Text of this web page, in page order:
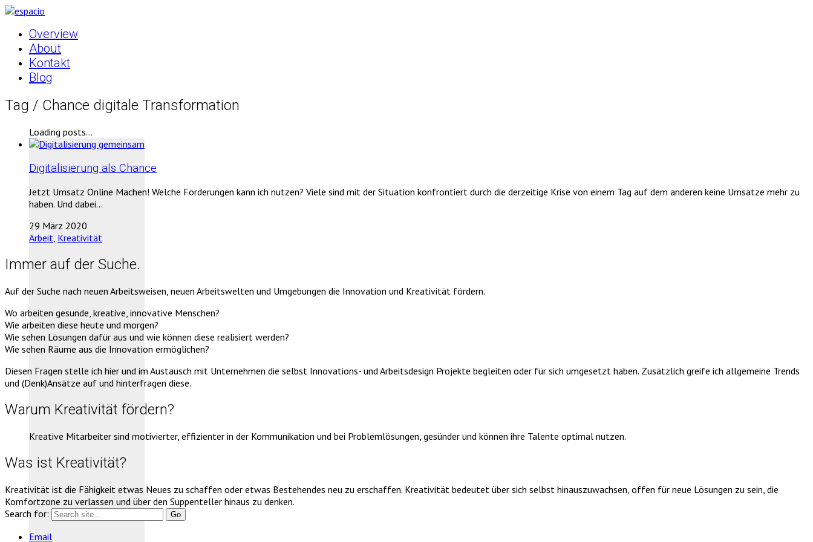
Overview
About
Kontakt
Blog
Tag / Chance digitale Transformation
Loading posts...
Digitalisierung als Chance
Jetzt Umsatz Online Machen! Welche Förderungen kann ich nutzen? Viele sind mit der Situation konfrontiert durch die derzeitige Krise von einem Tag auf dem anderen keine Umsätze mehr zu
haben. Und dabei…
29 März 2020
Arbeit, Kreativität
Immer auf der Suche.
Auf der Suche nach neuen Arbeitsweisen, neuen Arbeitswelten und Umgebungen die Innovation und Kreativität fördern.
Wo arbeiten gesunde, kreative, innovative Menschen?
Wie arbeiten diese heute und morgen?
Wie sehen Lösungen dafür aus und wie können diese realisiert werden?
Wie sehen Räume aus die Innovation ermöglichen?
Diesen Fragen stelle ich hier und im Austausch mit Unternehmen die selbst Innovations- und Arbeitsdesign Projekte begleiten oder für sich umgesetzt haben. Zusätzlich greife ich allgemeine Trends
und (Denk)Ansätze auf und hinterfragen diese.
Warum Kreativität fördern?
Kreative Mitarbeiter sind motivierter, effizienter in der Kommunikation und bei Problemlösungen, gesünder und können ihre Talente optimal nutzen.
Was ist Kreativität?
Kreativität ist die Fähigkeit etwas Neues zu schaffen oder etwas Bestehendes neu zu erschaffen. Kreativität bedeutet über sich selbst hinauszuwachsen, offen für neue Lösungen zu sein, die
Komfortzone zu verlassen und über den Suppenteller hinaus zu denken.
Search for:
Email